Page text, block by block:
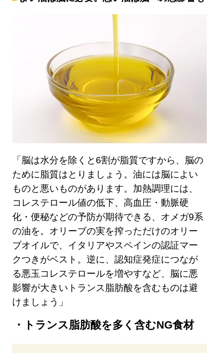
「脳は水分を除くと6割が脂質ですから、脳の
ために脂質はとりましょう。油には脳によい
ものと悪いものがあります。加熱調理には、
コレステロール値の低下、高血圧・動脈硬
化・便秘などの予防が期待できる、オメガ9系
の油を。オリーブの実を搾っただけのオリー
ブオイルで、イタリアやスペインの認証マー
クつきがベスト。逆に、認知症発症につなが
る悪玉コレステロールを増やすなど、脳に悪
影響が大きいトランス脂肪酸を含むものは避
けましょう」
トランス脂肪酸を多く含むNG食材